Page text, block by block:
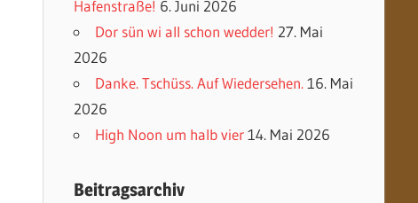
Hafenstraße! 6. Juni 2026
Dor sün wi all schon wedder! 27. Mai
2026
Danke. Tschüss. Auf Wiedersehen. 16. Mai
2026
High Noon um halb vier 14. Mai 2026
Beitragsarchiv